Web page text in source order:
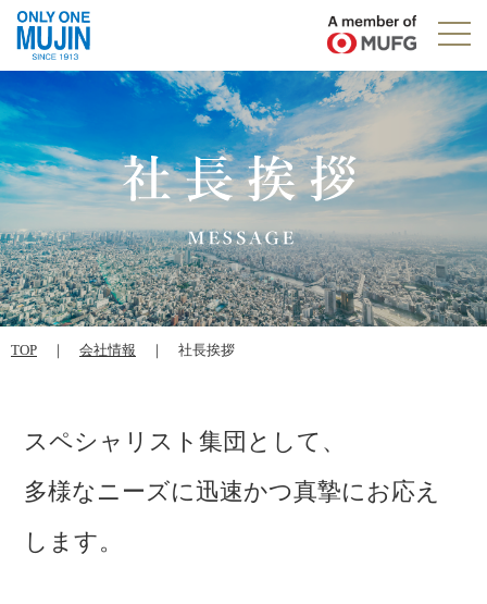
TOP ｜ 会社情報 ｜ 社長挨拶
スペシャリスト集団として、
多様なニーズに迅速かつ真摯にお応え
します。